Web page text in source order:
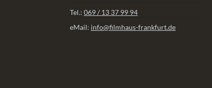
Tel.: 069 / 13 37 99 94
eMail: info@filmhaus-frankfurt.de